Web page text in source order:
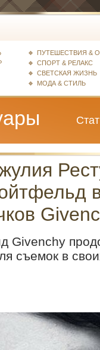
ПУТЕШЕСТВИЯ &
СПОРТ & РЕЛАКС
СВЕТСКАЯ ЖИЗНЬ
МОДА & СТИЛЬ
Givenchy
съемок в